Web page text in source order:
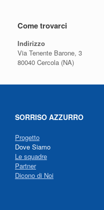
Come trovarci
Indirizzo
Via Tenente Barone, 3
80040 Cercola (NA)
SORRISO AZZURRO
Progetto
Dove Siamo
Le squadre
Partner
Dicono di Noi